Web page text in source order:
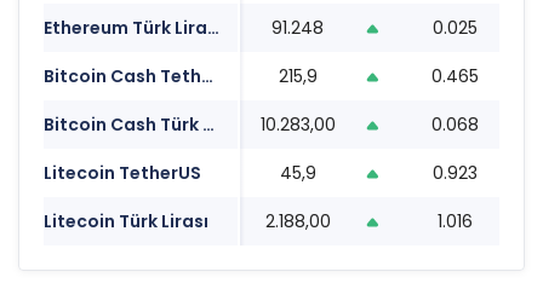
Ethereum Türk Lirası
91.248 0.025
Bitcoin Cash TetherUS
215,9 0.465
Bitcoin Cash Türk Lirası
10.283,00 0.068
Litecoin TetherUS
45,9 0.923
Litecoin Türk Lirası
2.188,00 1.016